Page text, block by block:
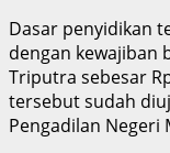
Dasar penyidikan
dengan kewajiban
Triputra sebesar
tersebut sudah
Pengadilan Negeri